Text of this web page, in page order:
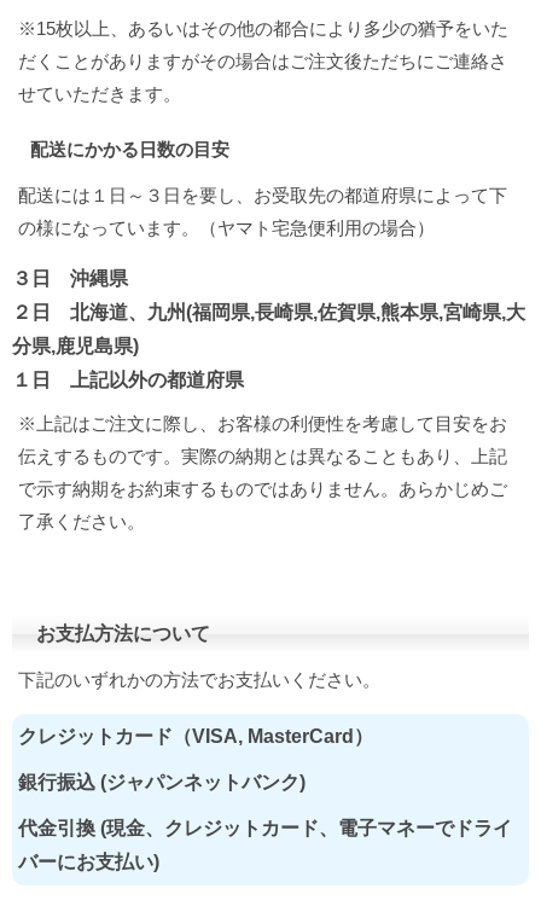
※15枚以上、あるいはその他の都合により多少の猶予をいた
だくことがありますがその場合はご注文後ただちにご連絡さ
せていただきます。
配送にかかる日数の目安
配送には１日～３日を要し、お受取先の都道府県によって下
の様になっています。（ヤマト宅急便利用の場合）
３日 沖縄県
２日 北海道、九州(福岡県,長崎県,佐賀県,熊本県,宮崎県,大
分県,鹿児島県)
１日 上記以外の都道府県
※上記はご注文に際し、お客様の利便性を考慮して目安をお
伝えするものです。実際の納期とは異なることもあり、上記
で示す納期をお約束するものではありません。あらかじめご
了承ください。
お支払方法について
下記のいずれかの方法でお支払いください。
クレジットカード（VISA, MasterCard）
銀行振込 (ジャパンネットバンク)
代金引換 (現金、クレジットカード、電子マネーでドライ
バーにお支払い)